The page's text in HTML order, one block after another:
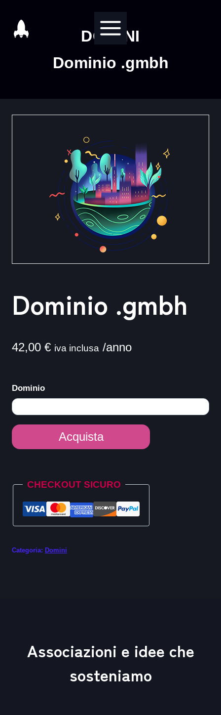
contenuto
DOMINI
Dominio .gmbh
Dominio .gmbh
42,00 € iva inclusa /anno
Dominio
Dominio
.gmbh
Acquista
CHECKOUT SICURO
Categoria: Domini
Associazioni e idee che
sosteniamo